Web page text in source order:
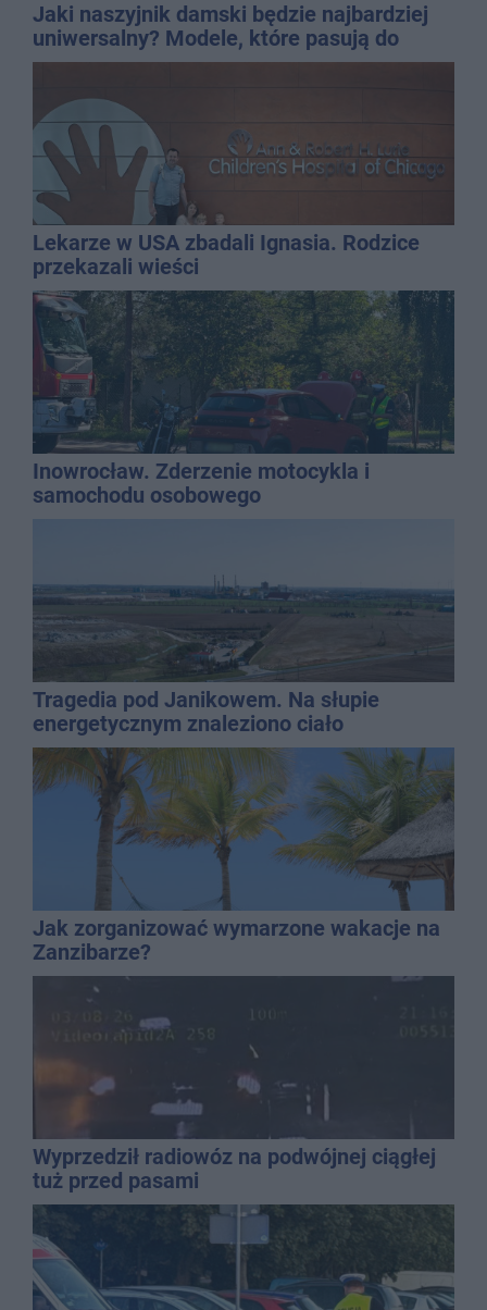
Jaki naszyjnik damski będzie najbardziej
uniwersalny? Modele, które pasują do
wielu stylizacji
Lekarze w USA zbadali Ignasia. Rodzice
przekazali wieści
Inowrocław. Zderzenie motocykla i
samochodu osobowego
Tragedia pod Janikowem. Na słupie
energetycznym znaleziono ciało
mężczyzny
Jak zorganizować wymarzone wakacje na
Zanzibarze?
Wyprzedził radiowóz na podwójnej ciągłej
tuż przed pasami